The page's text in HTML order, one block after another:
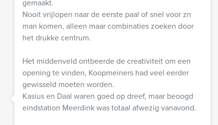
gemaakt.
Nooit vrijlopen naar de eerste paal of snel voor zn
man komen, alleen maar combinaties zoeken door
het drukke centrum.
Het middenveld ontbeerde de creativiteit om een
opening te vinden, Koopmeiners had veel eerder
gewisseld moeten worden.
Kasius en Daal waren goed op dreef, maar beoogd
eindstation Meerdink was totaal afwezig vanavond.